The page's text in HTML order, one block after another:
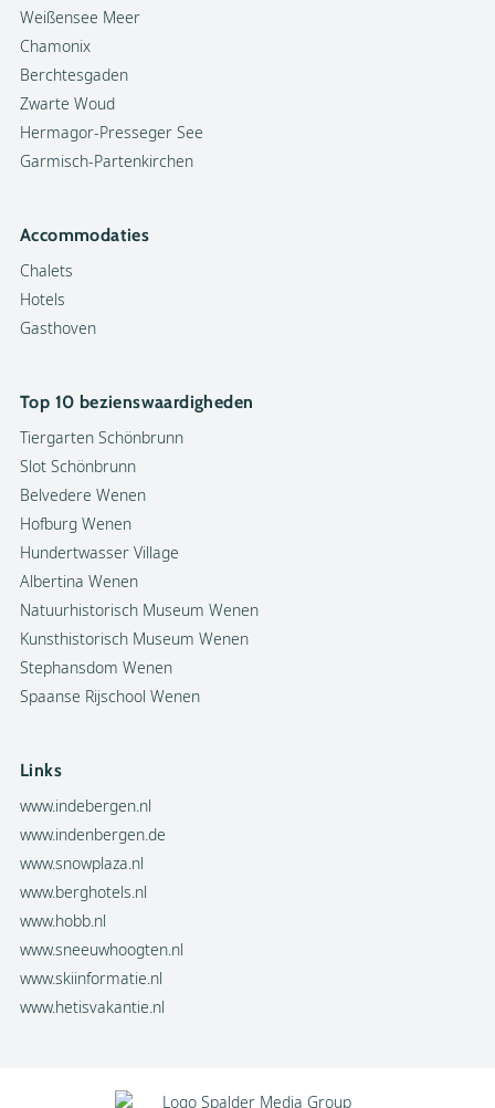
Weißensee Meer
Chamonix
Berchtesgaden
Zwarte Woud
Hermagor-Presseger See
Garmisch-Partenkirchen
Accommodaties
Chalets
Hotels
Gasthoven
Top 10 bezienswaardigheden
Tiergarten Schönbrunn
Slot Schönbrunn
Belvedere Wenen
Hofburg Wenen
Hundertwasser Village
Albertina Wenen
Natuurhistorisch Museum Wenen
Kunsthistorisch Museum Wenen
Stephansdom Wenen
Spaanse Rijschool Wenen
Links
www.indebergen.nl
www.indenbergen.de
www.snowplaza.nl
www.berghotels.nl
www.hobb.nl
www.sneeuwhoogten.nl
www.skiinformatie.nl
www.hetisvakantie.nl